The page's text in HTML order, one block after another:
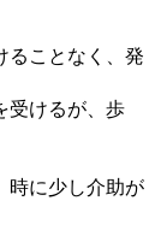
ることなく、発
受けるが、歩
時に少し介助が